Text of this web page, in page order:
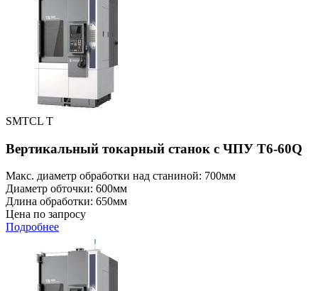
SMTCL T
Вертикальный токарный станок с ЧПУ T6-60Q
Макс. диаметр обработки над станиной: 700мм
Диаметр обточки: 600мм
Длина обработки: 650мм
Цена по запросу
Подробнее